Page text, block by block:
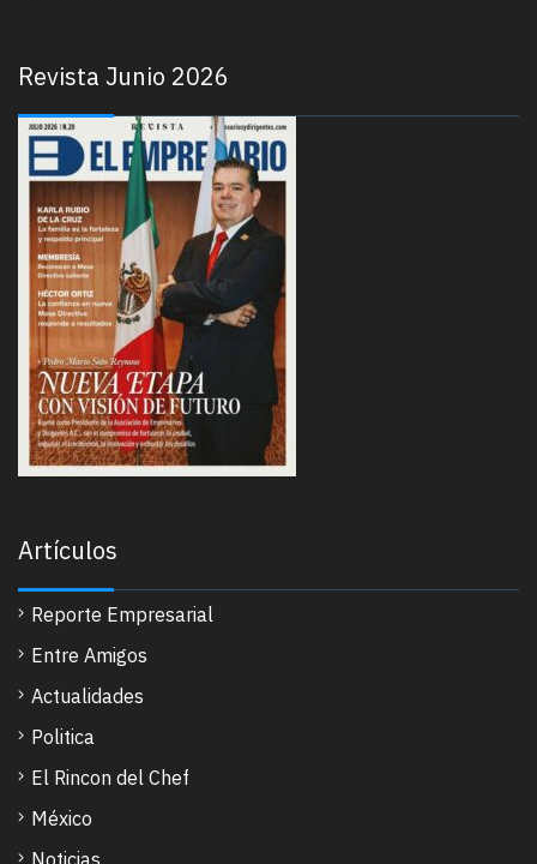
Revista Junio 2026
Artículos
Reporte Empresarial
Entre Amigos
Actualidades
Politica
El Rincon del Chef
México